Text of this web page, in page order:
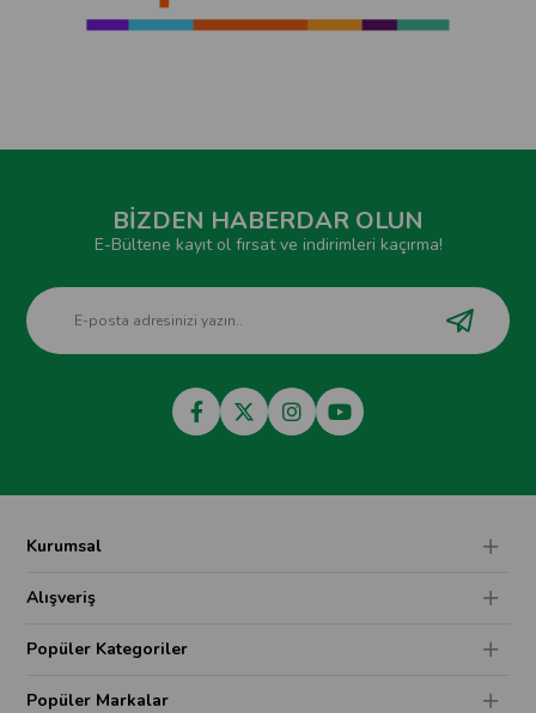
BİZDEN HABERDAR OLUN
E-Bültene kayıt ol fırsat ve indirimleri kaçırma!
Kurumsal
Alışveriş
Popüler Kategoriler
Popüler Markalar